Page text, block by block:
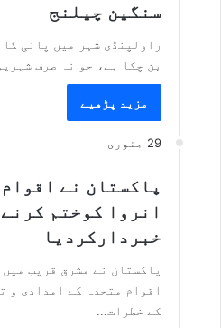
سنگین چیلنج
راولپنڈی شہر میں پانی
بن چکا ہے، جو نہ صرف
مزید پڑھیے
29 جنوری
پاکستان نے
انروا کوختم
خبردارکردیا
پاکستان نے مشرق قریب
اقوام متحدہ کے امدادی و
کے خطرات…